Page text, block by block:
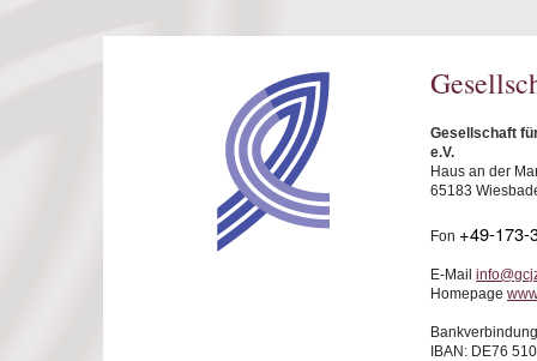
Gesellschaft
e.V.
Haus an der
65183
Fon +49-173-
E-Mail
Homepage
IBAN: DE76